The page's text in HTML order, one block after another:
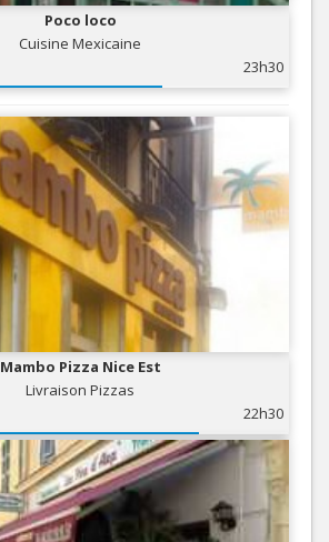
Poco loco
Cuisine Mexicaine
23h30
Mambo Pizza Nice Est
Livraison Pizzas
22h30